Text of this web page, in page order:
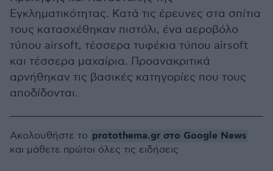
Εγκληματικότητας. Κατά τις έρευνες στα σπίτια
τους κατασχέθηκαν πιστόλι, ένα αεροβόλο
τύπου airsoft, τέσσερα τυφέκια τύπου airsoft
και τέσσερα μαχαίρια. Προανακριτικά
αρνήθηκαν τις βασικές κατηγορίες που τους
αποδίδονται.
Ακολουθήστε το protothema.gr στο Google News
και μάθετε πρώτοι όλες τις ειδήσεις